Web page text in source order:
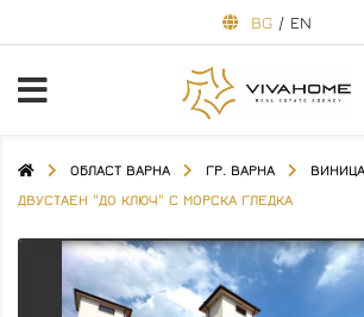
BG / EN
ОБЛАСТ ВАРНА ГР. ВАРНА
ВИНИЦА
ДВУСТАЕН "ДО КЛЮЧ" С МОРСКА ГЛЕДКА